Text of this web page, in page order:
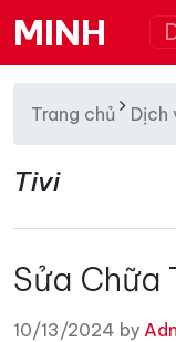
MINH
Trang chủ Dịch
Tivi
Sửa Chữa
10/13/2024 by